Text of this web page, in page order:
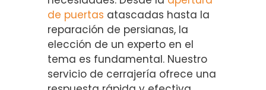
de puertas atascadas hasta la
reparación de persianas, la
elección de un experto en el
tema es fundamental. Nuestro
servicio de cerrajería ofrece una